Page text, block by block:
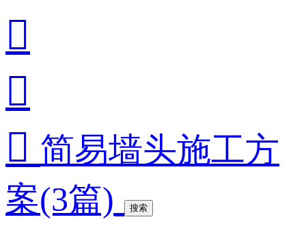


 简易墙头施工方
案(3篇)
搜索